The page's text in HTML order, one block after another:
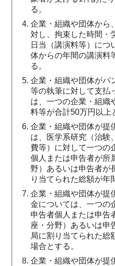
る。
企業・組織や団体から
対し、拘束した時間・
日当（講演料等）につ
体からの年間の講演料
る。
企業・組織や団体がパ
等の執筆に対して支払
は、一つの企業・組織
料等が合計50万円以上
企業・組織や団体が提
は、医学系研究（治験
費等）に対して一つの
個人または申告者が所
野）あるいは申告者が
り当てられた総額が年
企業・組織や団体が提
金については、一つの
申告者個人または申告
座・分野）あるいは申
局に割り当てられた総
場合とする。
企業・組織や団体が提